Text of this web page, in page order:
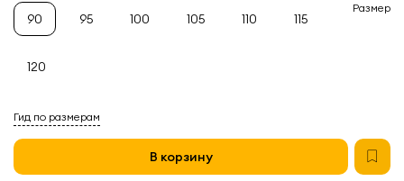
Гид по размерам
В корзину
Размер
90 95 100 105 110 115
120